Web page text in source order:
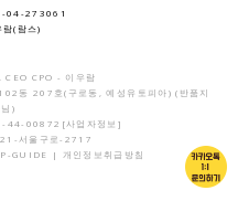
04-273061
(람스)
CPO - 이우람
동 207호(구로동, 예성유토피아) (반품지
)
44-00872 [사업자정보]
서울구로-2717
GUIDE | 개인정보취급방침